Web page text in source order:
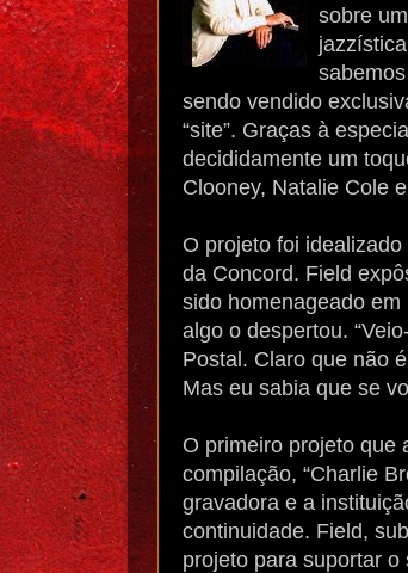
sobre
sendo vendido
“site”. Graças à
decididamente um
Clooney, Natalie Cole
O projeto foi
da Concord. Field
sido homenageado
algo o despertou.
Postal. Claro que não
Mas eu sabia que se
O primeiro projeto que
compilação, “Charlie
gravadora e a
continuidade. Field,
projeto para suportar o